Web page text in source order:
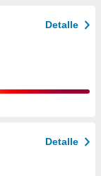
Detalle
Detalle